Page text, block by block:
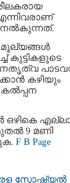
നൽകുന്നത്.
മൂല്യങ്ങൾ
കുട്ടികളുടെ
കഴിയും
ഒഴികെ
9 മണി
F B Page
സോഷ്യല്‍